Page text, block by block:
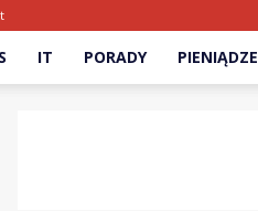
IT PORADY PIENIĄDZE